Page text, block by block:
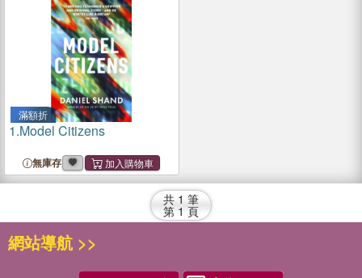
滿額折
1.Model Citizens
無庫存
共 1 筆
第 1 頁
網站導航 >>